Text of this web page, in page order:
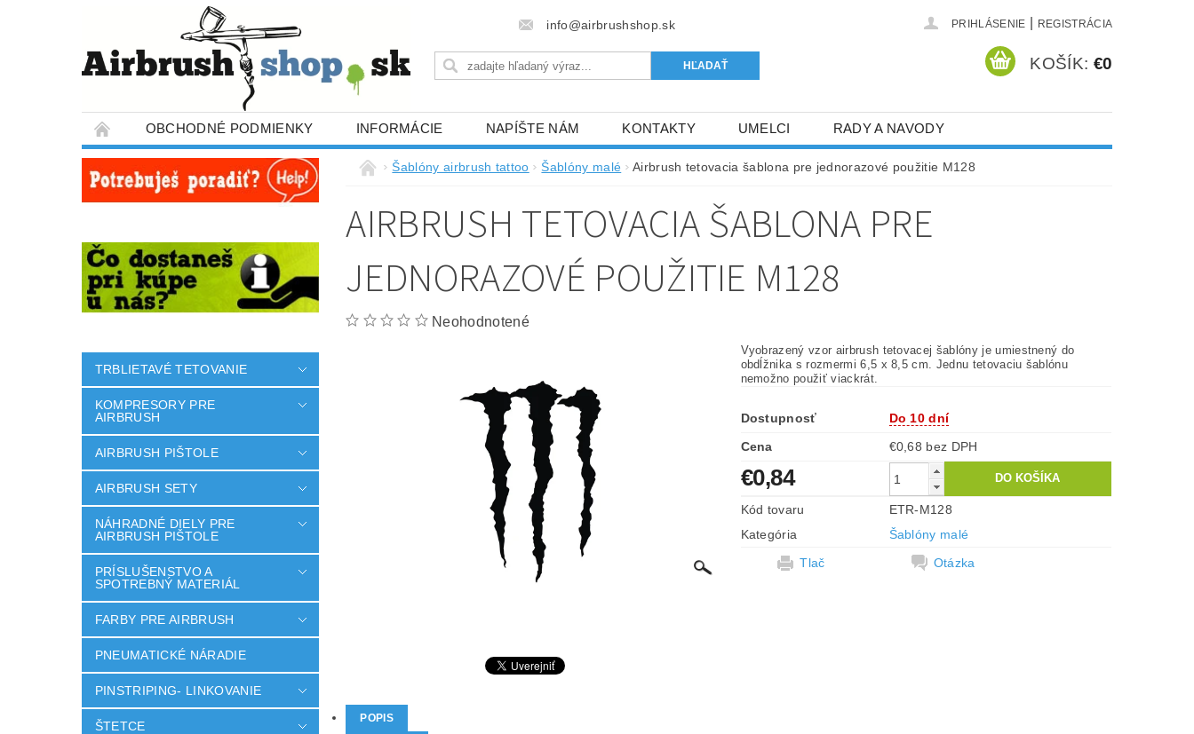
info@airbrushshop.sk PRIHLÁSENIE REGISTRÁCIA
KOŠÍK: €0
OBCHODNÉ PODMIENKY INFORMÁCIE NAPÍŠTE NÁM KONTAKTY UMELCI RADY A NAVODY
TRBLIETAVÉ TETOVANIE
KOMPRESORY PRE
AIRBRUSH
AIRBRUSH PIŠTOLE
AIRBRUSH SETY
NÁHRADNÉ DIELY PRE
AIRBRUSH PIŠTOLE
PRÍSLUŠENSTVO A
SPOTREBNÝ MATERIÁL
FARBY PRE AIRBRUSH
PNEUMATICKÉ NÁRADIE
PINSTRIPING- LINKOVANIE
ŠTETCE
Šablóny airbrush tattoo Šablóny malé Airbrush tetovacia šablona pre jednorazové použitie M128
AIRBRUSH TETOVACIA ŠABLONA PRE
JEDNORAZOVÉ POUŽITIE M128
Neohodnotené
Vyobrazený vzor airbrush tetovacej šablóny je umiestnený do
obdĺžnika s rozmermi 6,5 x 8,5 cm. Jednu tetovaciu šablónu
nemožno použiť viackrát.
Dostupnosť
Do 10 dní
Cena
€0,68 bez DPH
€0,84
Kód tovaru
ETR-M128
Kategória
Šablóny malé
Tlač
Otázka
POPIS